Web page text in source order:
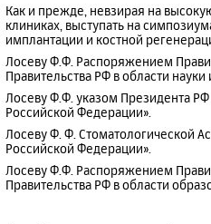
Как и прежде, невзирая на
клиниках, выступать на
имплантации и костной
Лосеву Ф.Ф. Распоряжением
Правительства РФ в области науки
Лосеву Ф.Ф. указом Президента
Российской Федерации».
Лосеву Ф. Ф. Стоматологической
Российской Федерации».
Лосеву Ф.Ф. Распоряжением
Правительства РФ в области